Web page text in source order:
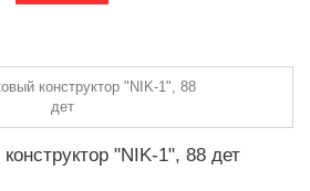
"NIK-1", 88 дет